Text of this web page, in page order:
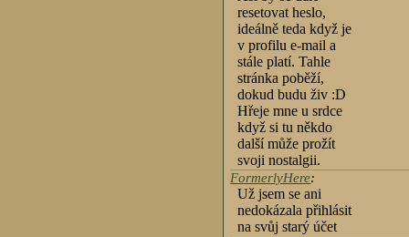
resetovat heslo,
ideálně teda když je
v profilu e-mail a
stále platí. Tahle
stránka poběží,
dokud budu živ :D
Hřeje mne u srdce
když si tu někdo
další může prožít
svoji nostalgii.
FormerlyHere:
Už jsem se ani
nedokázala přihlásit
na svůj starý účet